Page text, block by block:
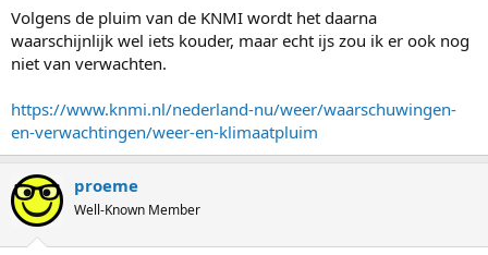
Volgens de pluim van de KNMI wordt het daarna
waarschijnlijk wel iets kouder, maar echt ijs zou ik er ook nog
niet van verwachten.
https://www.knmi.nl/nederland-nu/weer/waarschuwingen-
en-verwachtingen/weer-en-klimaatpluim
proeme
Well-Known Member